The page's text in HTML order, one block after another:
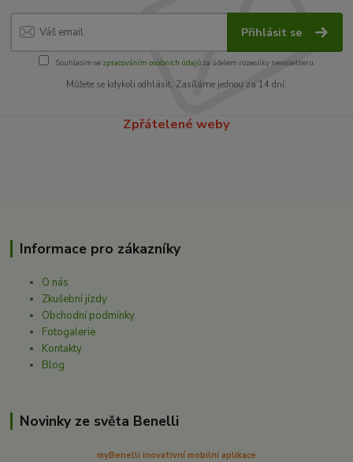
Přihlásit se
Souhlasím se zpracováním osobních údajůza účelem rozesílky newsletteru.
Můžete se kdykoli odhlásit. Zasíláme jednou za 14 dní.
Zpřátelené weby
Informace pro zákazníky
O nás
Zkušební jízdy
Obchodní podmínky
Fotogalerie
Kontakty
Blog
Novinky ze světa Benelli
myBenelli inovativní mobilní aplikace